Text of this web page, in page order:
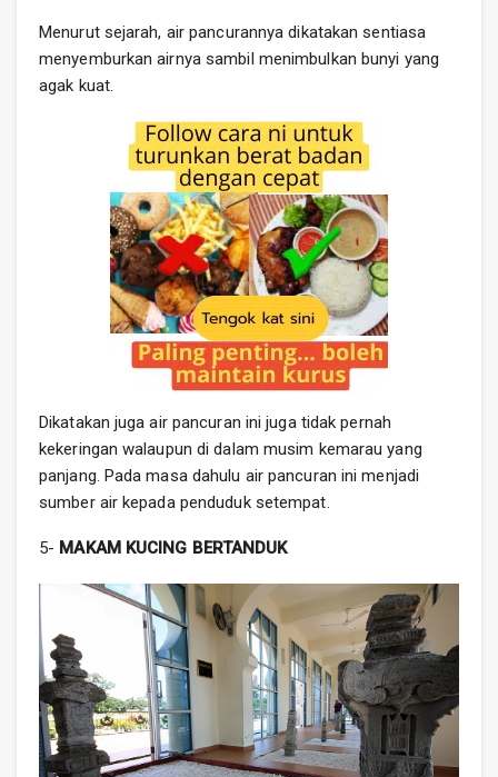
Menurut sejarah, air pancurannya dikatakan sentiasa
menyemburkan airnya sambil menimbulkan bunyi yang
agak kuat.
Dikatakan juga air pancuran ini juga tidak pernah
kekeringan walaupun di dalam musim kemarau yang
panjang. Pada masa dahulu air pancuran ini menjadi
sumber air kepada penduduk setempat.
5- MAKAM KUCING BERTANDUK